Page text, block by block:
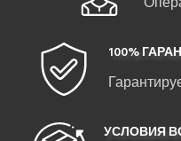
100%
УСЛОВИЯ